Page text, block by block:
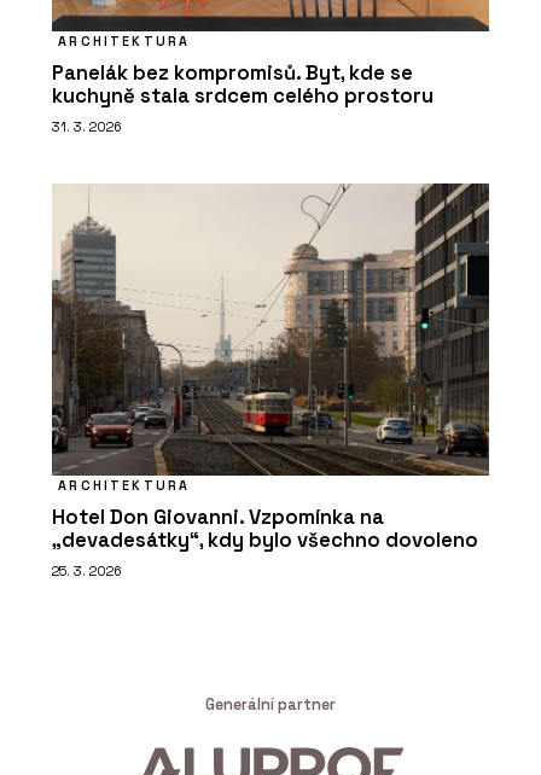
ARCHITEKTURA
Panelák bez kompromisů. Byt, kde se
kuchyně stala srdcem celého prostoru
31. 3. 2026
ARCHITEKTURA
Hotel Don Giovanni. Vzpomínka na
„devadesátky“, kdy bylo všechno dovoleno
25. 3. 2026
Generální partner